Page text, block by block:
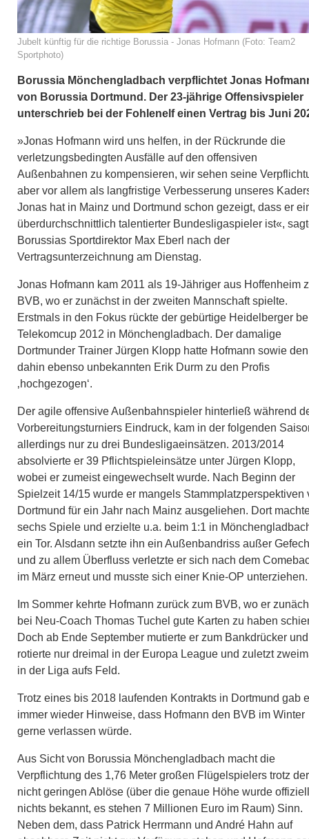
Jubelt künftig für die richtige Borussia - Jonas Hofmann (Foto: Team2
Sportphoto)
Borussia Mönchengladbach verpflichtet Jonas
von Borussia Dortmund. Der 23-jährige Offensivspieler
unterschrieb bei der Fohlenelf einen Vertrag bis Juni
»Jonas Hofmann wird uns helfen, in der Rückrunde die
verletzungsbedingten Ausfälle auf den offensiven
Außenbahnen zu kompensieren, wir sehen seine
aber vor allem als langfristige Verbesserung unseres
Jonas hat in Mainz und Dortmund schon gezeigt, dass er
überdurchschnittlich talentierter Bundesligaspieler ist«,
Borussias Sportdirektor Max Eberl nach der
Vertragsunterzeichnung am Dienstag.
Jonas Hofmann kam 2011 als 19-Jähriger aus Hoffenheim
BVB, wo er zunächst in der zweiten Mannschaft spielte.
Erstmals in den Fokus rückte der gebürtige Heidelberger
Telekomcup 2012 in Mönchengladbach. Der damalige
Dortmunder Trainer Jürgen Klopp hatte Hofmann sowie
dahin ebenso unbekannten Erik Durm zu den Profis
‚hochgezogen‘.
Der agile offensive Außenbahnspieler hinterließ während
Vorbereitungsturniers Eindruck, kam in der folgenden
allerdings nur zu drei Bundesligaeinsätzen. 2013/2014
absolvierte er 39 Pflichtspieleinsätze unter Jürgen Klopp,
wobei er zumeist eingewechselt wurde. Nach Beginn der
Spielzeit 14/15 wurde er mangels Stammplatzperspektiven
Dortmund für ein Jahr nach Mainz ausgeliehen. Dort
sechs Spiele und erzielte u.a. beim 1:1 in
ein Tor. Alsdann setzte ihn ein Außenbandriss außer
und zu allem Überfluss verletzte er sich nach dem
im März erneut und musste sich einer Knie-OP unterziehen.
Im Sommer kehrte Hofmann zurück zum BVB, wo er
bei Neu-Coach Thomas Tuchel gute Karten zu haben
Doch ab Ende September mutierte er zum Bankdrücker und
rotierte nur dreimal in der Europa League und zuletzt
in der Liga aufs Feld.
Trotz eines bis 2018 laufenden Kontrakts in Dortmund gab
immer wieder Hinweise, dass Hofmann den BVB im Winter
gerne verlassen würde.
Aus Sicht von Borussia Mönchengladbach macht die
Verpflichtung des 1,76 Meter großen Flügelspielers trotz der
nicht geringen Ablöse (über die genaue Höhe wurde offiziell
nichts bekannt, es stehen 7 Millionen Euro im Raum) Sinn.
Neben dem, dass Patrick Herrmann und André Hahn auf